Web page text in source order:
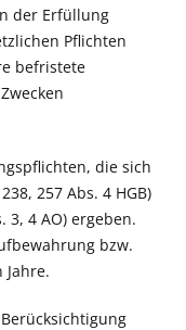
der Erfüllung
Pflichten
befristete
die sich
257 Abs. 4 HGB)
3, 4 AO) ergeben.
bzw.